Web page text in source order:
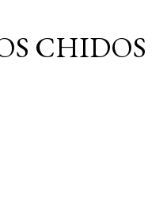
CHIDOS